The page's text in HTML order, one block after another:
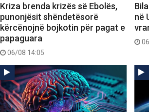
Kriza brenda krizës së Ebolës,
punonjësit shëndetësorë
kërcënojnë bojkotin për pagat e
papaguara
06/08 14:05
në